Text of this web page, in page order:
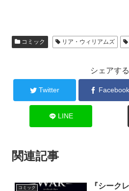
コミック リア・ウィリアムズ
シェアする
Twitter Facebook
LINE
関連記事
コミック
『シーク